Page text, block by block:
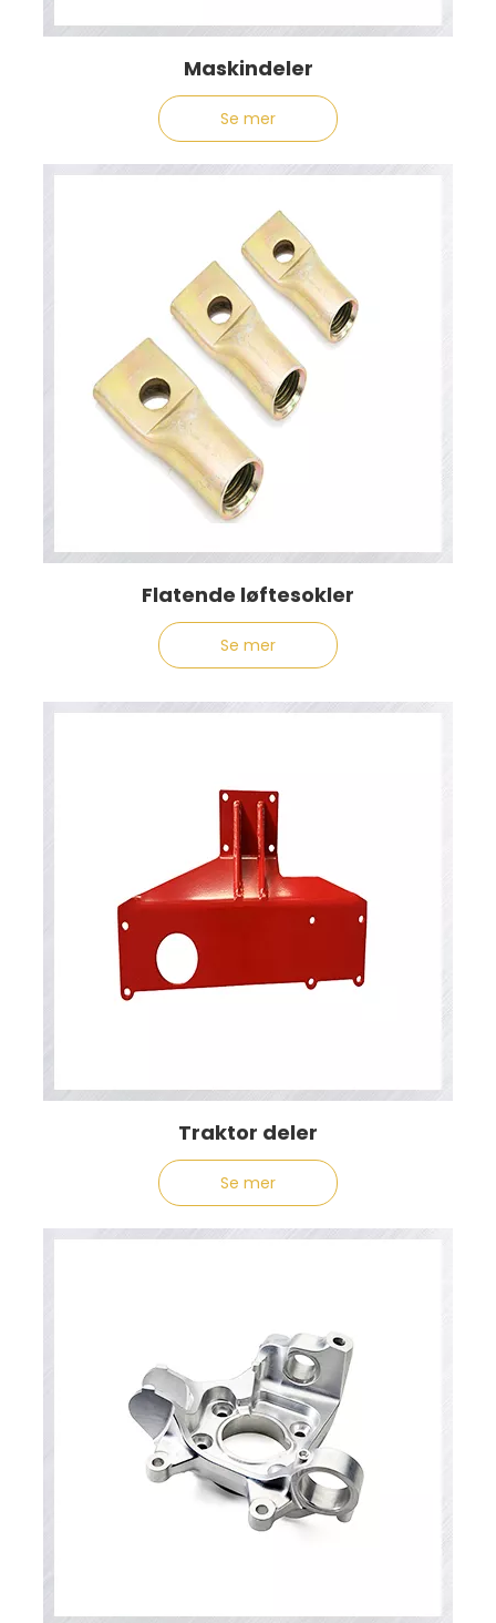
Maskindeler
Se mer
Flatende løftesokler
Se mer
Traktor deler
Se mer